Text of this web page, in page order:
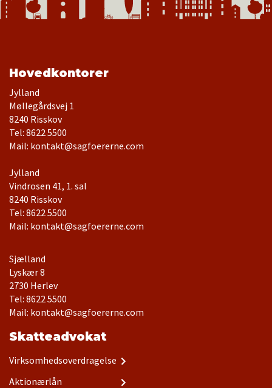
Hovedkontorer
Jylland
Møllegårdsvej 1
Tel: 8622 5500
Mail: kontakt@sagfoererne.com
Jylland
Vindrosen 41, 1. sal
Tel: 8622 5500
Mail: kontakt@sagfoererne.com
Sjælland
Lyskær 8
Tel: 8622 5500
Mail: kontakt@sagfoererne.com
Skatteadvokat
Virksomhedsoverdragelse
Aktionærlån